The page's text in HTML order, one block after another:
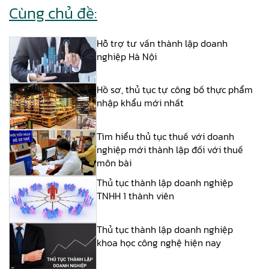
Cùng chủ đề:
Hỗ trợ tư vấn thành lập doanh
nghiệp Hà Nội
Hồ sơ, thủ tục tự công bố thực phẩm
nhập khẩu mới nhất
Tìm hiểu thủ tục thuế với doanh
nghiệp mới thành lập đối với thuế
môn bài
Thủ tục thành lập doanh nghiệp
TNHH 1 thành viên
Thủ tục thành lập doanh nghiệp
khoa học công nghệ hiện nay